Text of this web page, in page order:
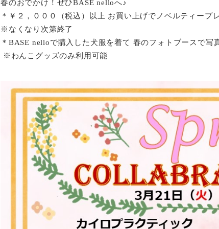
春のおでかけ！ぜひBASEnelloへ♪
＊￥２，０００（税込）以上 お買い上げでノベルティープ
※ なくなり次第終了
＊ BASE nelloで購入した犬服を着て 春のフォトブースで写
※わんこグッズのみ利用可能